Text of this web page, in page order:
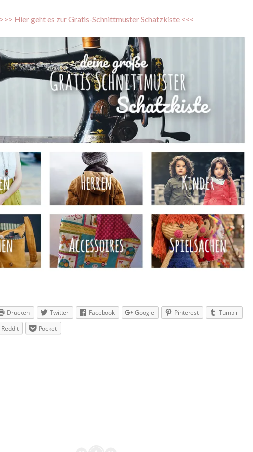
>>> Hier geht es zur Gratis-Schnittmuster Schatzkiste <<<
Drucken Twitter Facebook Google Pinterest
Tumblr
Reddit Pocket